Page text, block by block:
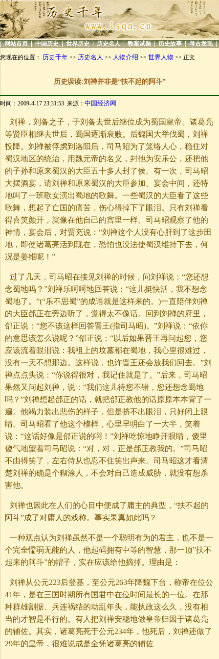
| 网站首页 | 中国历史 | 世界历史 | 历史名人 | 教案试题 | 历史故事 | 考古发现 |
您现在的位置： 历史千年 >> 历史名人 >> 人物介绍 >> 世界人物 >> 正文
历史误读:刘禅并非是“扶不起的阿斗”
时间：2009-4-17 23:31:53 来源： 中国经济网
刘禅，刘备之子，于刘备去世后继位成为蜀国皇帝。诸葛亮
等贤臣相继去世后，蜀国逐渐衰败。后魏国大举伐蜀，刘禅
投降。刘禅被俘虏到洛阳后，司马昭为了笼络人心，稳住对
蜀汉地区的统治，用魏元帝的名义，封他为安乐公，还把他
的子孙和原来蜀汉的大臣五十多人封了侯。有一次，司马昭
大摆酒宴，请刘禅和原来蜀汉的大臣参加。宴会中间，还特
地叫了一班歌女演出蜀地的歌舞。一些蜀汉的大臣看了这些
歌舞，想起了亡国的痛苦，伤心得掉下了眼泪。只有刘禅看
得喜笑颜开，就像在他自己的宫里一样。司马昭观察了他的
神情，宴会后，对贾充说：“刘禅这个人没有心肝到了这步田
地，即使诸葛亮活到现在，恐怕也没法使蜀汉维持下去，何
况是姜维呢！”
过了几天，司马昭在接见刘禅的时候，问刘禅说：“您还想
念蜀地吗？”刘禅乐呵呵地回答说：“这儿挺快活，我不想念
蜀地了。”(“乐不思蜀”的成语就是这样来的。)一直陪伴刘禅
的大臣郃正在旁边听了，觉得太不像话。回到刘禅的府里，
郃正说：“您不该这样回答晋王(指司马昭)。”刘禅说：“依你
的意思该怎么说呢？”郃正说：“以后如果晋王再问起您，您
应该流着眼泪说：我祖上的坟墓都在蜀地，我心里很难过，
没有一天不想那边。这样说，也许晋王还会放我们回去。”刘
禅点点头说：“你说得很对，我记住就是了。”后来，司马昭
果然又问起刘禅，说：“我们这儿待您不错，您还想念蜀地
吗？”刘禅想起郃正的话，就把郃正教他的话原原本本背了一
遍。他竭力装出悲伤的样子，但是挤不出眼泪，只好闭上眼
睛。司马昭看了他这个模样，心里早明白了一大半，笑着
说：“这话好像是郃正说的啊！”刘禅吃惊地睁开眼睛，傻里
傻气地望着司马昭说：“对，对，正是郃正教我的。”司马昭
不由得笑了，左右侍从也忍不住笑出声来。司马昭这才看清
楚刘禅的确是个糊涂人，不会对自己造成威胁，就没有想杀
害他。
刘禅也因此在人们的心目中便成了庸主的典型，“扶不起的
阿斗”成了对庸人的戏称。事实果真如此吗？
一种观点认为刘禅虽然不是一个聪明有为的君主，也不是一
个完全懦弱无能的人，他起码拥有中等的智慧，那一顶”扶不
起来的阿斗”的帽子，实在应该给他摘掉。理由是：
刘禅从公元223后登基，至公元263年降魏下台，称帝在位公
41年，是在三国时期所有国君中在位时间最长的一位。在那
种群雄割据、兵连祸结的动乱年头，能执政这么久，没有相
当的才智是不行的。有人把刘禅安稳地做皇帝归因于诸葛亮
的辅佐。其实，诸葛亮死于公元234年，他死后，刘禅还做了
29年的皇帝，很难说成是全凭诸葛亮的辅佐